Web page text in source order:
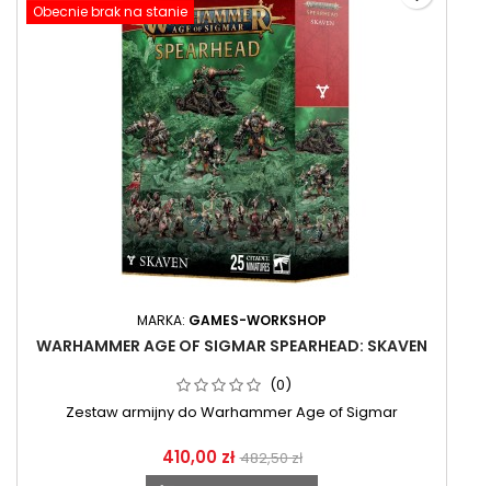
Obecnie brak na stanie
MARKA: GAMES-WORKSHOP
WARHAMMER AGE OF SIGMAR SPEARHEAD: SKAVEN
(0)
Zestaw armijny do Warhammer Age of Sigmar
410,00 zł 482,50 zł